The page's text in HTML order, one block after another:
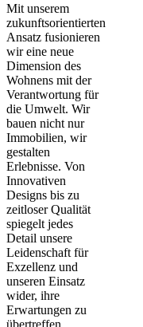
Mit unserem
zukunftsorientierten
Ansatz fusionieren
wir eine neue
Dimension des
Wohnens mit der
Verantwortung für
die Umwelt. Wir
bauen nicht nur
Immobilien, wir
gestalten
Erlebnisse. Von
Innovativen
Designs bis zu
zeitloser Qualität
spiegelt jedes
Detail unsere
Leidenschaft für
Exzellenz und
unseren Einsatz
wider, ihre
Erwartungen zu
übertreffen.